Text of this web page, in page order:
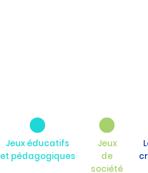
Jeux éducatifs
et pédagogiques
Jeux
de
société